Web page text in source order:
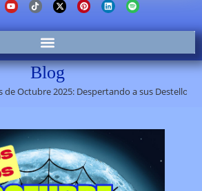
Blog
de Octubre 2025: Despertando a sus Destellos